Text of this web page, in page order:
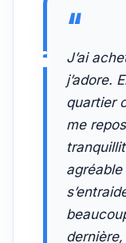
J’ai
j’adore.
quartier
me
dernière,